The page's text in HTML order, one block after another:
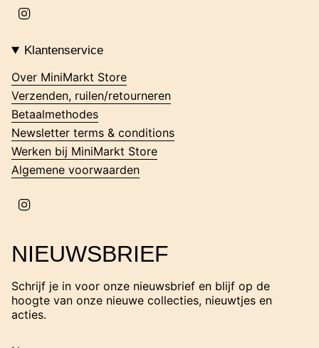
t
g
r
a
Klantenservice
Over MiniMarkt Store
Verzenden, ruilen/retourneren
Betaalmethodes
Newsletter terms & conditions
Werken bij MiniMarkt Store
Algemene voorwaarden
g
a
m
NIEUWSBRIEF
Schrijf je in voor onze nieuwsbrief en blijf op de
hoogte van onze nieuwe collecties, nieuwtjes en
acties.